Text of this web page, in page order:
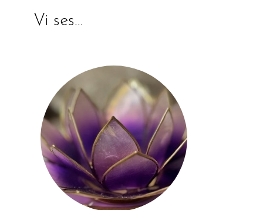
Vi ses…